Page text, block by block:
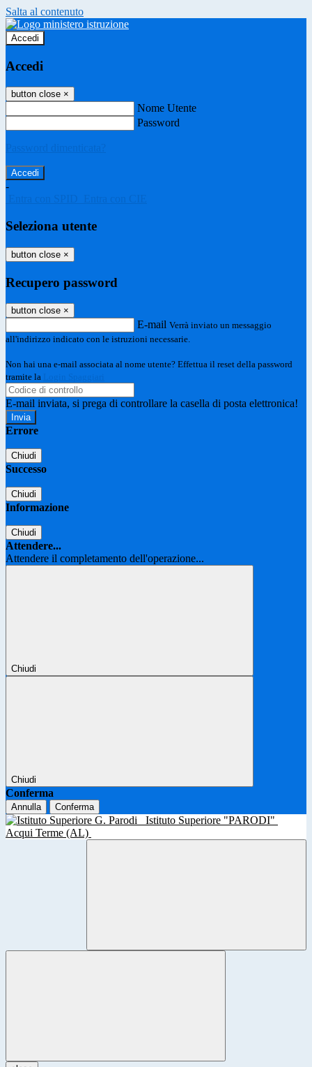
Salta al contenuto
Accedi
Accedi
button close ×
Nome Utente
Password
Password dimenticata?
-
Entra con SPID
Entra con CIE
Seleziona utente
button close ×
Recupero password
button close ×
E-mail Verrà inviato un messaggio
all'indirizzo indicato con le istruzioni necessarie.
Non hai una e-mail associata al nome utente? Effettua il reset della password
tramite la
Login Spaggiari
E-mail inviata, si prega di controllare la casella di posta elettronica!
Errore
Chiudi
Successo
Chiudi
Informazione
Chiudi
Attendere...
Attendere il completamento dell'operazione...
Chiudi
Chiudi
Conferma
Annulla Conferma
Istituto Superiore "PARODI"
Acqui Terme (AL)